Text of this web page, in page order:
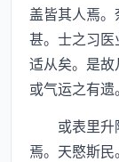
盖皆其人焉
甚。士之习
适从矣。是故
或气运之有遗
或表里升
焉。天愍斯